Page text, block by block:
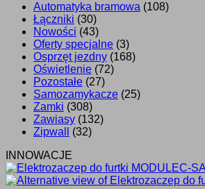
Automatyka bramowa (108)
Łączniki (30)
Nowości (43)
Oferty specjalne (3)
Osprzęt jezdny (168)
Oświetlenie (72)
Pozostałe (27)
Samozamykacze (25)
Zamki (308)
Zawiasy (132)
Zipwall
(32)
INNOWACJE